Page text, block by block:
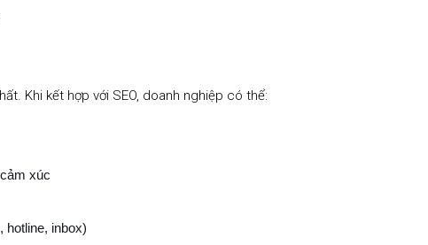
Khi kết hợp với SEO, doanh nghiệp có thể:
xúc
hotline, inbox)